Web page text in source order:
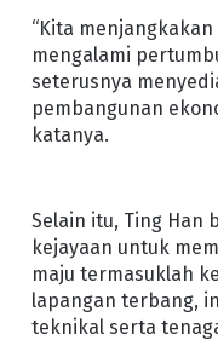
“Kita
mengalami
seterusnya
pembangunan
katanya.
Selain itu, Ting Han
kejayaan untuk
maju termasuklah
lapangan terbang,
teknikal serta